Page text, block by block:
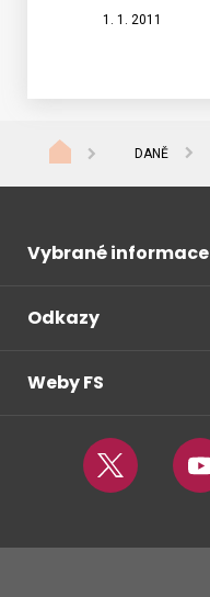
1. 1. 2011
DANĚ
Vybrané informace
Odkazy
Weby FS
Twitter